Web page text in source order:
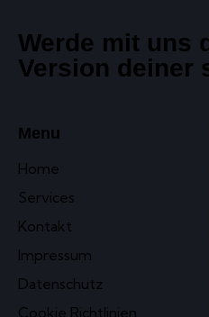
Werde mit uns
Version deiner
Menu
Home
Services
Kontakt
Impressum
Datenschutz
Cookie Richtlinien